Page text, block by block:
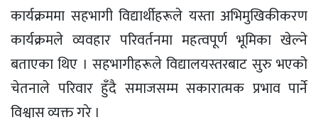
कार्यक्रममा सहभागी विद्यार्थीहरूले यस्ता अभिमुखिकीकरण
कार्यक्रमले व्यवहार परिवर्तनमा महत्वपूर्ण भूमिका खेल्ने
बताएका थिए । सहभागीहरूले विद्यालयस्तरबाट सुरु भएको
चेतनाले परिवार हुँदै समाजसम्म सकारात्मक प्रभाव पार्ने
विश्वास व्यक्त गरे ।